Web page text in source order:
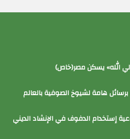
الله» يسكن مصر(خاص)
هامة لشيوخ الصوفية بالعالم
الدفوف في الإنشاد الديني